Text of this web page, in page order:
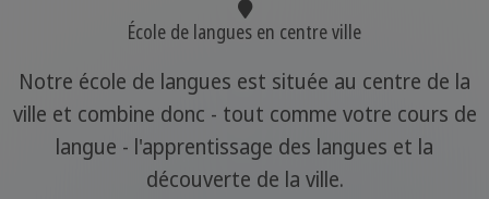
École de langues en centre ville
Notre école de langues est située au centre de la
ville et combine donc - tout comme votre cours de
langue - l'apprentissage des langues et la
découverte de la ville.